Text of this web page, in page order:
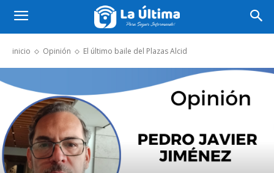
inicio Opinión El último baile del Plazas Alcid